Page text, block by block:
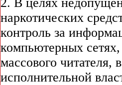
наркотических
контроль за
компьютерных
массового читателя,
исполнительной